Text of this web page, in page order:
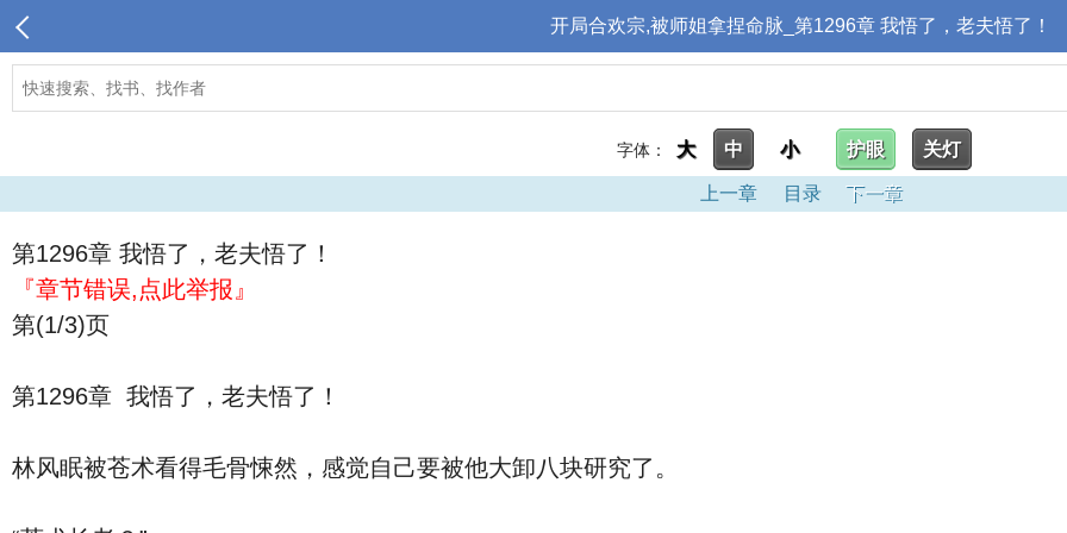
开局合欢宗,被师姐拿捏命脉_第1296章 我悟了，老夫悟了！
字体： 大 中 小 护眼 关灯
上一章 目录 下一章
第1296章 我悟了，老夫悟了！
『章节错误,点此举报』
第(1/3)页
第1296章 我悟了，老夫悟了！
林风眠被苍术看得毛骨悚然，感觉自己要被他大卸八块研究了。